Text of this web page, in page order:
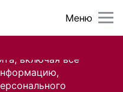
включая все
Меню